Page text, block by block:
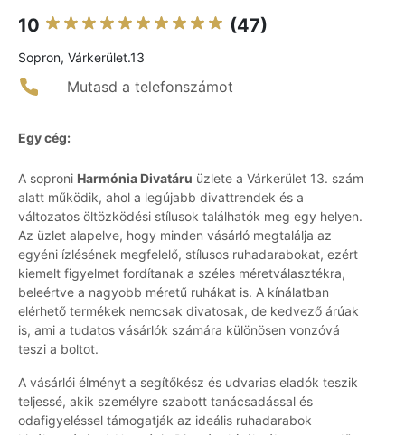
10 (47)
Sopron, Várkerület.13
Mutasd a telefonszámot
Egy cég:
A soproni Harmónia Divatáru üzlete a Várkerület 13. szám
alatt működik, ahol a legújabb divattrendek és a
változatos öltözködési stílusok találhatók meg egy helyen.
Az üzlet alapelve, hogy minden vásárló megtalálja az
egyéni ízlésének megfelelő, stílusos ruhadarabokat, ezért
kiemelt figyelmet fordítanak a széles méretválasztékra,
beleértve a nagyobb méretű ruhákat is. A kínálatban
elérhető termékek nemcsak divatosak, de kedvező árúak
is, ami a tudatos vásárlók számára különösen vonzóvá
teszi a boltot.
A vásárlói élményt a segítőkész és udvarias eladók teszik
teljessé, akik személyre szabott tanácsadással és
odafigyeléssel támogatják az ideális ruhadarabok